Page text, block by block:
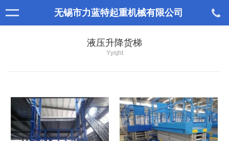
无锡市力蓝特起重机械有限公司
液压升降货梯
Yysjht